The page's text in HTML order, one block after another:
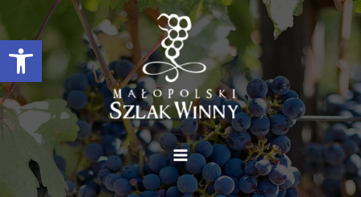
Otwórz pasek narzędzi